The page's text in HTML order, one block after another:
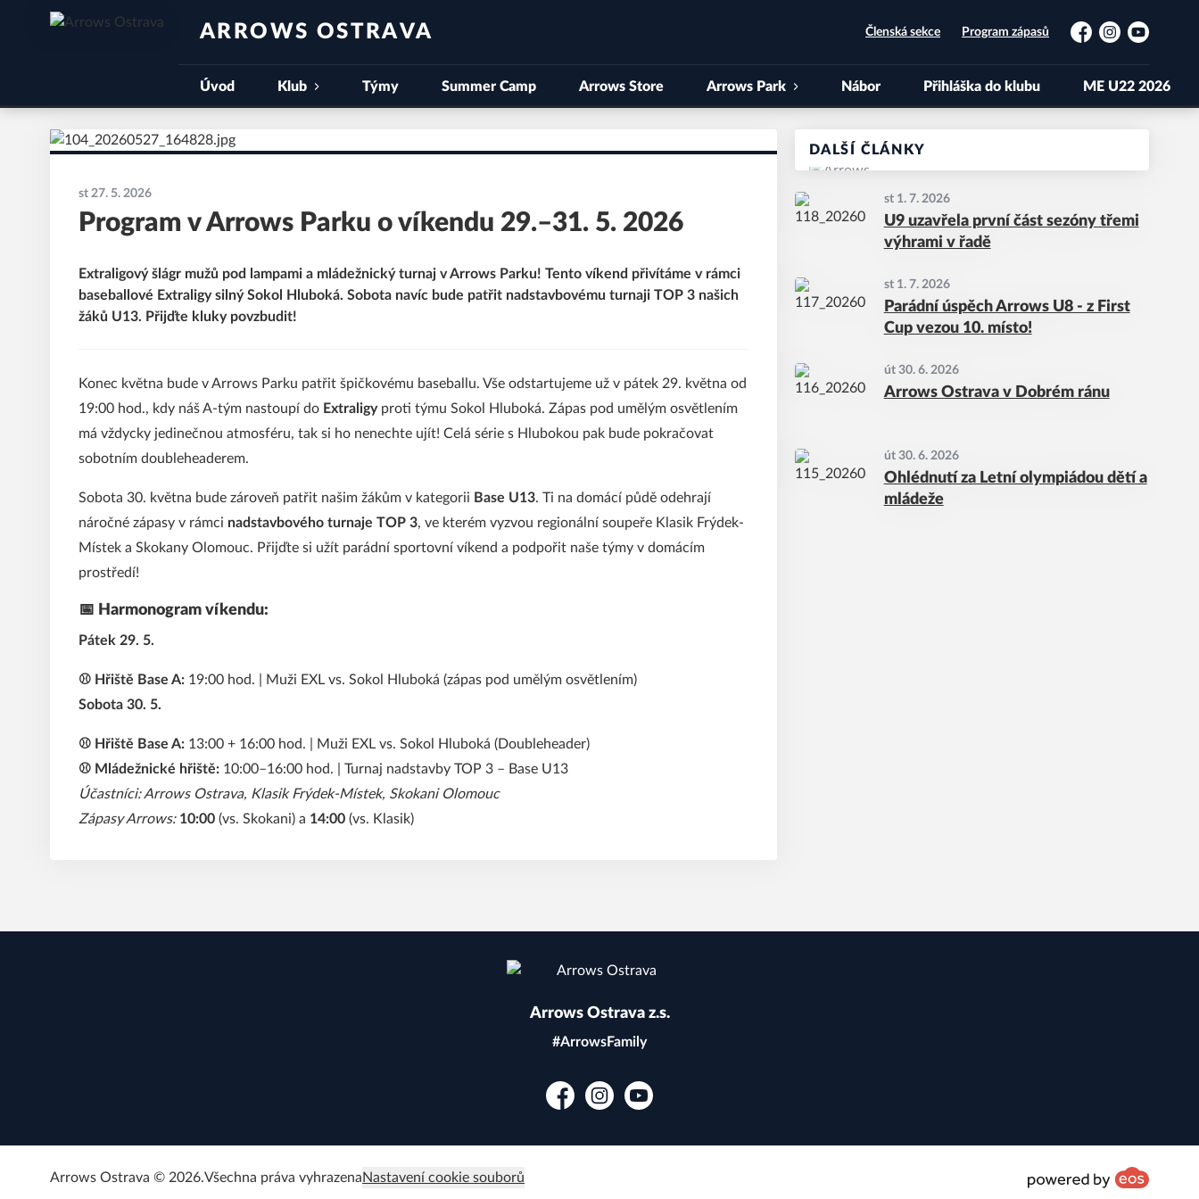
ARROWS OSTRAVA Členská sekce Program zápasů
FacebookInstagramYouTube
Úvod Klub Týmy Summer Camp Arrows Store Arrows Park Nábor Přihláška do klubu ME U22 2026
DALŠÍ ČLÁNKY
st 1. 7. 2026
U9 uzavřela první část sezóny třemi
výhrami v řadě
st 1. 7. 2026
Parádní úspěch Arrows U8 - z First
Cup vezou 10. místo!
út 30. 6. 2026
Arrows Ostrava v Dobrém ránu
út 30. 6. 2026
Ohlédnutí za Letní olympiádou dětí a
mládeže
st 27. 5. 2026
Program v Arrows Parku o víkendu 29.–31. 5. 2026
Extraligový šlágr mužů pod lampami a mládežnický turnaj v Arrows Parku! Tento víkend přivítáme v rámci
baseballové Extraligy silný Sokol Hluboká. Sobota navíc bude patřit nadstavbovému turnaji TOP 3 našich
žáků U13. Přijďte kluky povzbudit!
Konec května bude v Arrows Parku patřit špičkovému baseballu. Vše odstartujeme už v pátek 29. května od
19:00 hod., kdy náš A-tým nastoupí do Extraligyproti týmu Sokol Hluboká. Zápas pod umělým osvětlením
má vždycky jedinečnou atmosféru, tak si ho nenechte ujít! Celá série s Hlubokou pak bude pokračovat
sobotním doubleheaderem.
Sobota 30. května bude zároveň patřit našim žákům v kategorii Base U13. Ti na domácí půdě odehrají
náročné zápasy v rámci nadstavbového turnaje TOP 3, ve kterém vyzvou regionální soupeře Klasik Frýdek-
Místek a Skokany Olomouc. Přijďte si užít parádní sportovní víkend a podpořit naše týmy v domácím
prostředí!
📅 Harmonogram víkendu:
Pátek 29. 5.
⚾ Hřiště Base A: 19:00 hod. | Muži EXL vs. Sokol Hluboká (zápas pod umělým osvětlením)
Sobota 30. 5.
⚾ Hřiště Base A: 13:00 + 16:00 hod. | Muži EXL vs. Sokol Hluboká (Doubleheader)
⚾ Mládežnické hřiště: 10:00–16:00 hod. | Turnaj nadstavby TOP 3 – Base U13
Účastníci: Arrows Ostrava, Klasik Frýdek-Místek, Skokani Olomouc
Zápasy Arrows: 10:00 (vs. Skokani) a 14:00 (vs. Klasik)
Arrows Ostrava z.s.
#ArrowsFamily
FacebookInstagramYouTube
Arrows Ostrava © 2026.Všechna práva vyhrazenaNastavení cookie souborů